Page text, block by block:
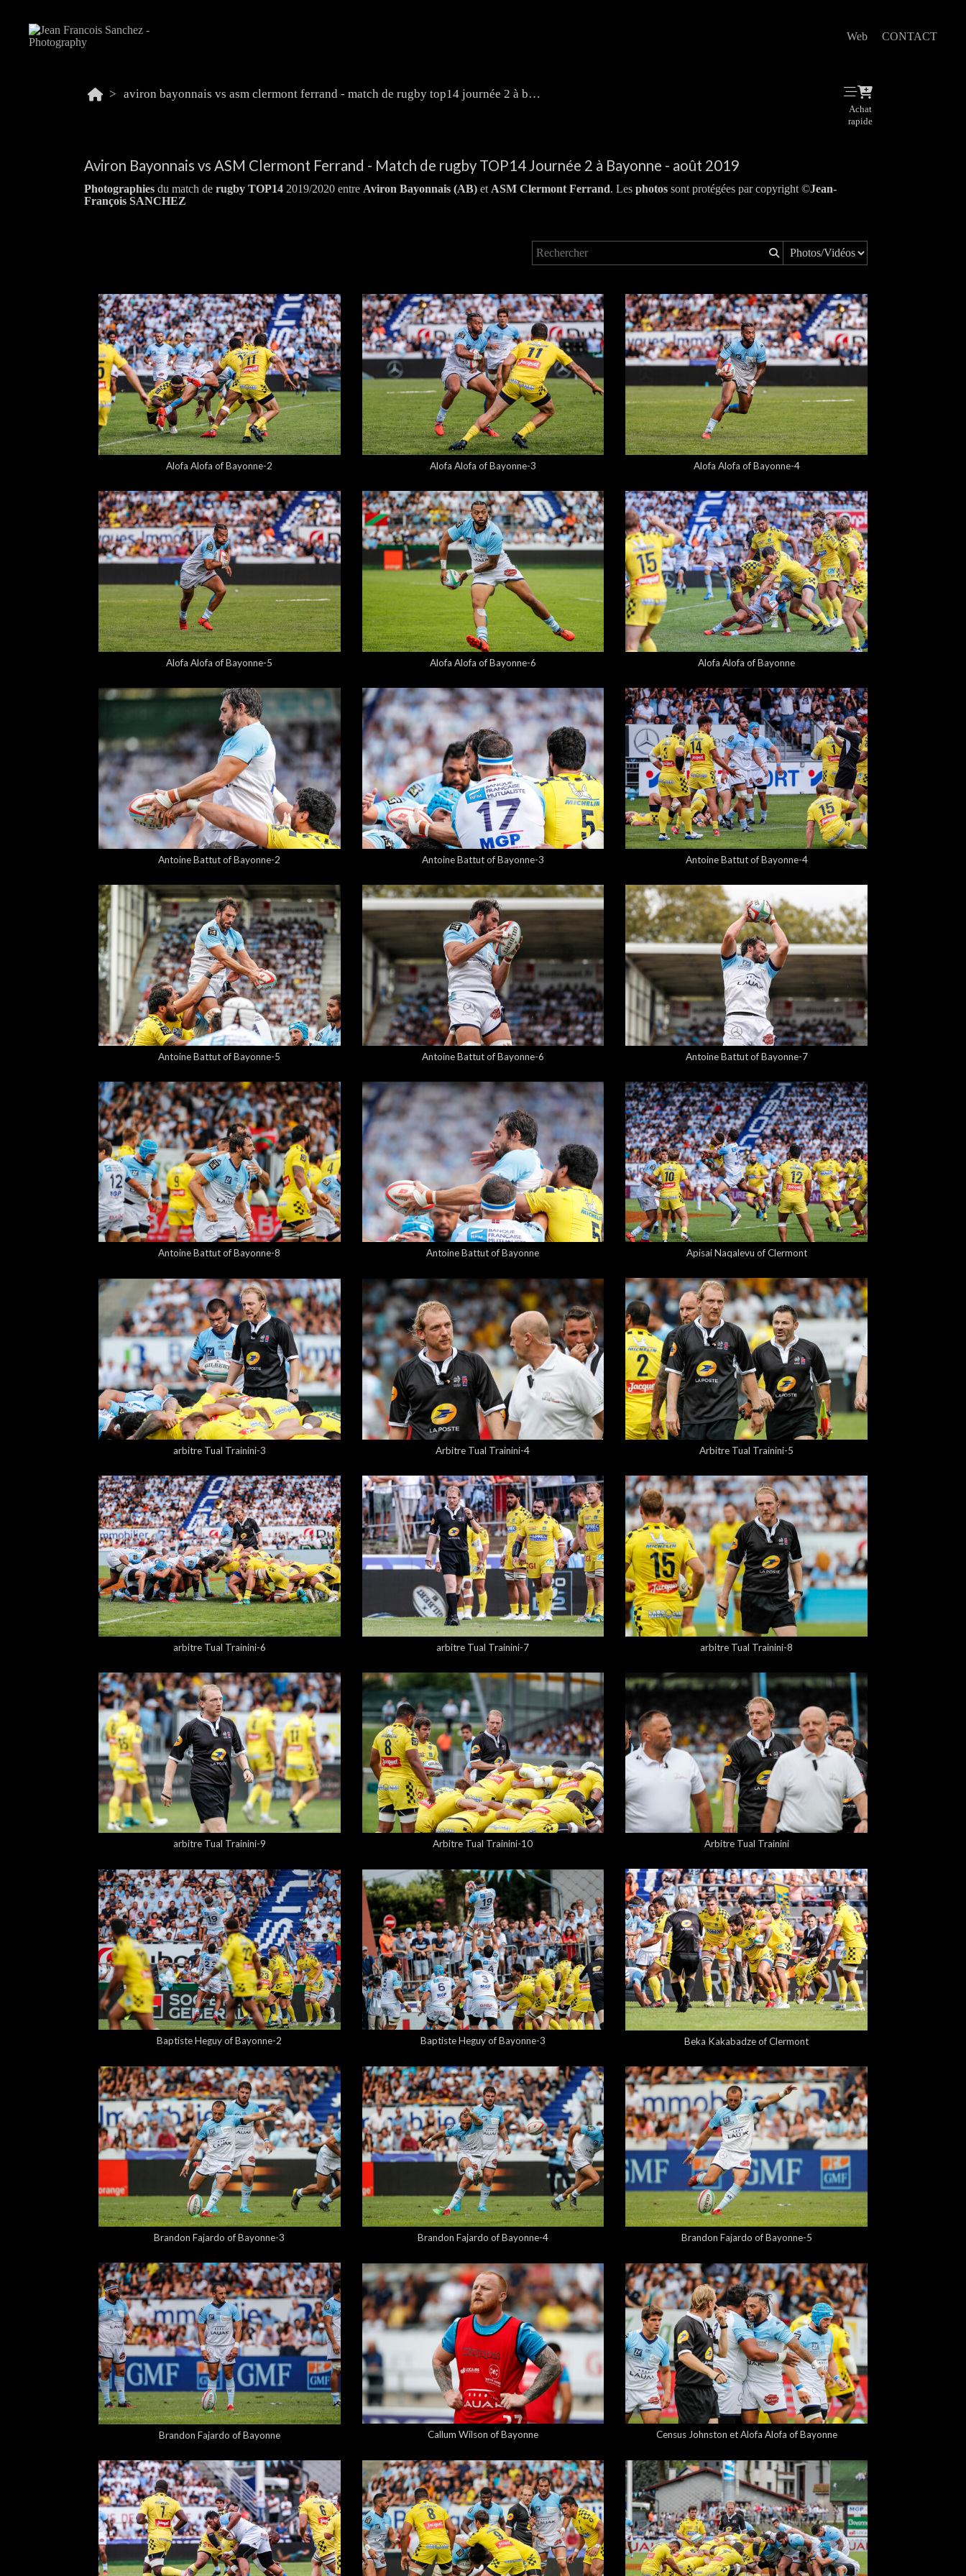
Web CONTACT
aviron bayonnais vs asm clermont ferrand - match de rugby top14 journée 2 à bayonne - août 2019
Achat
rapide
Aviron Bayonnais vs ASM Clermont Ferrand - Match de rugby TOP14 Journée 2 à Bayonne - août 2019
Photographies du match de rugby TOP14 2019/2020 entre Aviron Bayonnais (AB) et ASM Clermont Ferrand. Les photos sont protégées par copyright ©Jean-
François SANCHEZ
5,00 €
Alofa Alofa of Bayonne-2
5,00 €
Alofa Alofa of Bayonne-3
5,00 €
Alofa Alofa of Bayonne-4
5,00 €
Alofa Alofa of Bayonne-5
5,00 €
Alofa Alofa of Bayonne-6
5,00 €
Alofa Alofa of Bayonne
5,00 €
Antoine Battut of Bayonne-2
5,00 €
Antoine Battut of Bayonne-3
5,00 €
Antoine Battut of Bayonne-4
5,00 €
Antoine Battut of Bayonne-5
5,00 €
Antoine Battut of Bayonne-6
5,00 €
Antoine Battut of Bayonne-7
5,00 €
Antoine Battut of Bayonne-8
5,00 €
Antoine Battut of Bayonne
5,00 €
Apisai Naqalevu of Clermont
5,00 €
arbitre Tual Trainini-3
5,00 €
Arbitre Tual Trainini-4
5,00 €
Arbitre Tual Trainini-5
5,00 €
arbitre Tual Trainini-6
5,00 €
arbitre Tual Trainini-7
5,00 €
arbitre Tual Trainini-8
5,00 €
arbitre Tual Trainini-9
5,00 €
Arbitre Tual Trainini-10
5,00 €
Arbitre Tual Trainini
5,00 €
Baptiste Heguy of Bayonne-2
5,00 €
Baptiste Heguy of Bayonne-3
5,00 €
Beka Kakabadze of Clermont
5,00 €
Brandon Fajardo of Bayonne-3
5,00 €
Brandon Fajardo of Bayonne-4
5,00 €
Brandon Fajardo of Bayonne-5
5,00 €
Brandon Fajardo of Bayonne
5,00 €
Callum Wilson of Bayonne
5,00 €
Census Johnston et Alofa Alofa of Bayonne